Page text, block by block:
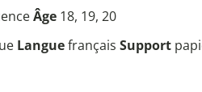
Âge 18, 19, 20
Languefrançais Support